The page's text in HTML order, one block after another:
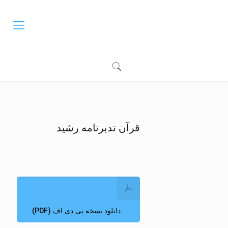
قرآن تدبرنامه رشید
دانلود نسخه پی دی اف (PDF)